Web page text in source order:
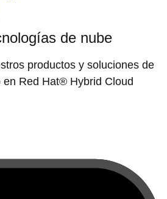
de nube
productos y soluciones de
Red Hat® Hybrid Cloud